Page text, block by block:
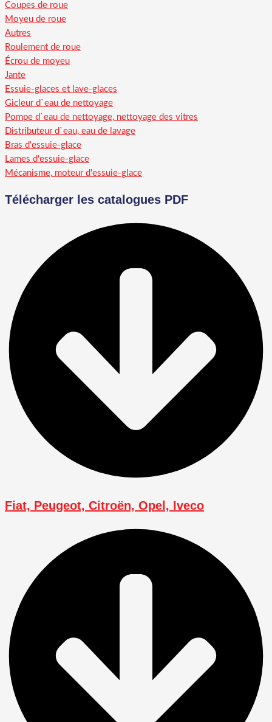
Coupes de roue
Moyeu de roue
Autres
Roulement de roue
Écrou de moyeu
Jante
Essuie-glaces et lave-glaces
Gicleur d`eau de nettoyage
Pompe d`eau de nettoyage, nettoyage des vitres
Distributeur d`eau, eau de lavage
Bras d'essuie-glace
Lames d'essuie-glace
Mécanisme, moteur d'essuie-glace
Télécharger les catalogues PDF
Fiat, Peugeot, Citroën, Opel, Iveco